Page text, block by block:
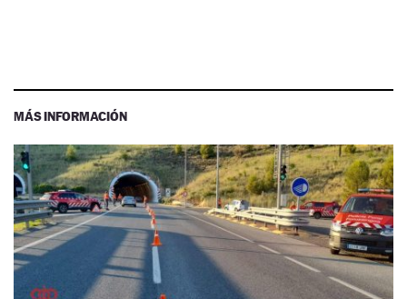
MÁS INFORMACIÓN